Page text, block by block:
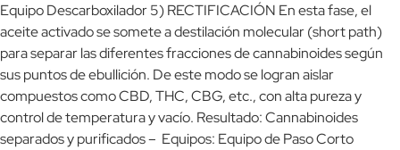
Equipo Descarboxilador 5) RECTIFICACIÓN En esta fase, el
aceite activado se somete a destilación molecular (short path)
para separar las diferentes fracciones de cannabinoides según
sus puntos de ebullición. De este modo se logran aislar
compuestos como CBD, THC, CBG, etc., con alta pureza y
control de temperatura y vacío. Resultado: Cannabinoides
separados y purificados – Equipos: Equipo de Paso Corto